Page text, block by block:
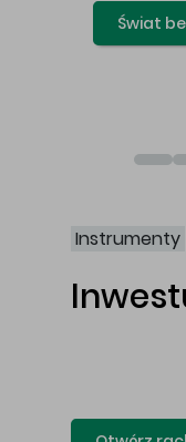
Świat
Otwórz
Instrumenty